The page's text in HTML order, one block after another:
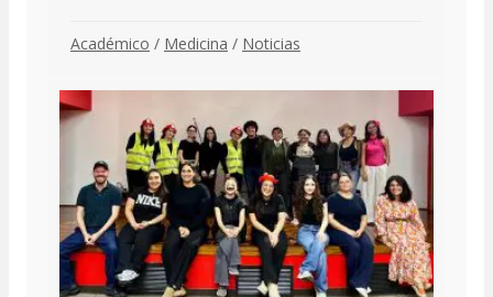
Académico / Medicina / Noticias